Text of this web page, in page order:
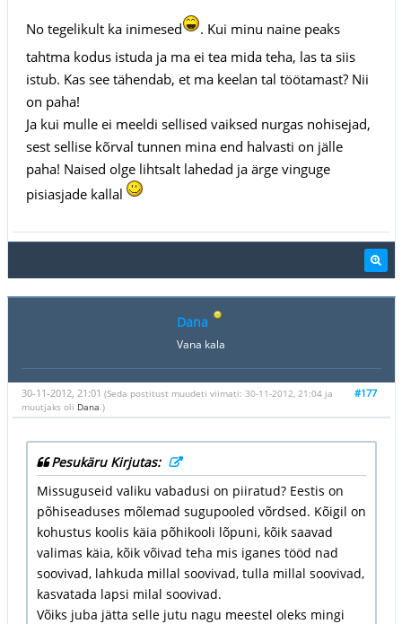
No tegelikult ka inimesed
. Kui minu naine peaks
tahtma kodus istuda ja ma ei tea mida teha, las ta siis
istub. Kas see tähendab, et ma keelan tal töötamast? Nii
on paha!
Ja kui mulle ei meeldi sellised vaiksed nurgas nohisejad,
sest sellise kõrval tunnen mina end halvasti on jälle
paha! Naised olge lihtsalt lahedad ja ärge vinguge
pisiasjade kallal
Dana
Vana kala
#177
30-11-2012, 21:01 (Seda postitust muudeti viimati: 30-11-2012, 21:04 ja
muutjaks oli Dana .)
Pesukäru Kirjutas:
Missuguseid valiku vabadusi on piiratud? Eestis on
põhiseaduses mõlemad sugupooled võrdsed. Kõigil on
kohustus koolis käia põhikooli lõpuni, kõik saavad
valimas käia, kõik võivad teha mis iganes tööd nad
soovivad, lahkuda millal soovivad, tulla millal soovivad,
kasvatada lapsi milal soovivad.
Võiks juba jätta selle jutu nagu meestel oleks mingi